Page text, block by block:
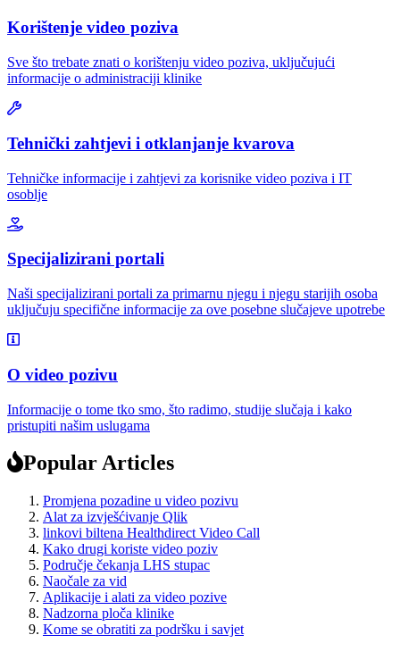
Korištenje video poziva
Sve što trebate znati o korištenju video poziva, uključujući
informacije o administraciji klinike
Tehnički zahtjevi i otklanjanje kvarova
Tehničke informacije i zahtjevi za korisnike video poziva i IT
osoblje
Specijalizirani portali
Naši specijalizirani portali za primarnu njegu i njegu starijih osoba
uključuju specifične informacije za ove posebne slučajeve upotrebe
O video pozivu
Informacije o tome tko smo, što radimo, studije slučaja i kako
pristupiti našim uslugama
Popular Articles
Promjena pozadine u video pozivu
Alat za izvješćivanje Qlik
linkovi biltena Healthdirect Video Call
Kako drugi koriste video poziv
Područje čekanja LHS stupac
Naočale za vid
Aplikacije i alati za video pozive
Nadzorna ploča klinike
Kome se obratiti za podršku i savjet